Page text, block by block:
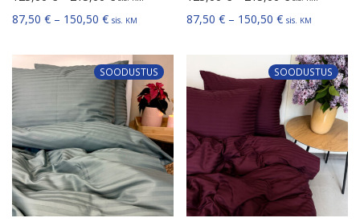
87,50 € – 150,50 €Hinna­va­hemik: 87,50 € kuni 150,50 €
sis. KM 87,50 € – 150,50 € sis. KM
SOODUSTUS SOODUSTUS